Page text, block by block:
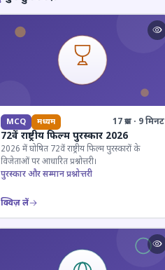
MCQ मध्यम 17 प्रश्न · 9 मिनट
72वें राष्ट्रीय फिल्म पुरस्कार 2026
2026 में घोषित 72वें राष्ट्रीय फिल्म पुरस्कारों के
विजेताओं पर आधारित प्रश्नोत्तरी।
पुरस्कार और सम्मान प्रश्नोत्तरी
क्विज़ लें